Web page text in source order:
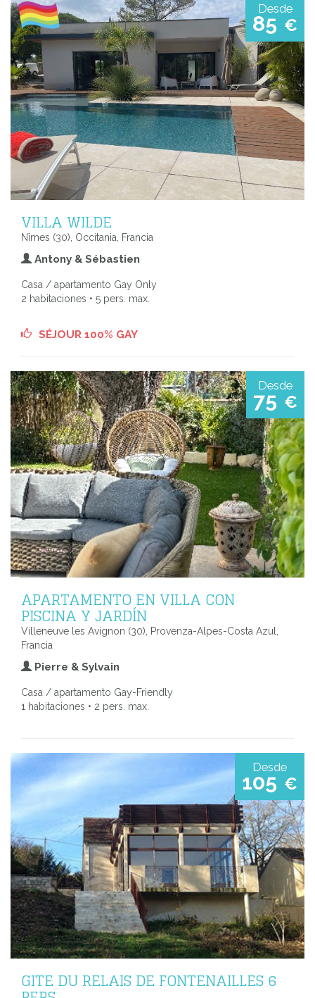
Desde
85 €
VILLA WILDE
Nîmes (30), Occitania, Francia
Antony & Sébastien
Casa / apartamento Gay Only
2 habitaciones • 5 pers. max.
SÉJOUR 100% GAY
Desde
75 €
APARTAMENTO EN VILLA CON
PISCINA Y JARDÍN
Villeneuve les Avignon (30), Provenza-Alpes-Costa Azul,
Francia
Pierre & Sylvain
Casa / apartamento Gay-Friendly
1 habitaciones • 2 pers. max.
Desde
105 €
GITE DU RELAIS DE FONTENAILLES 6